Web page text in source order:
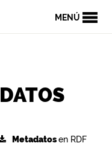
MENÚ
Metadatosen RDF